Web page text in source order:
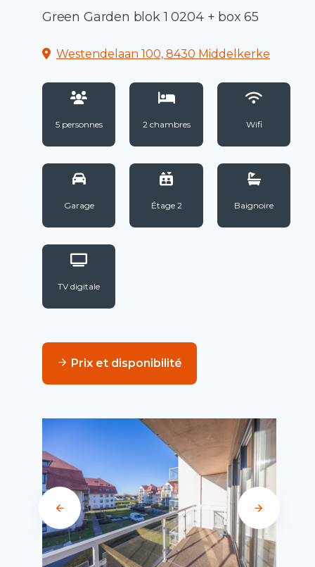
Green Garden blok 1 0204 + box 65
Westendelaan 100, 8430 Middelkerke
5 personnes 2 chambres Wifi
Garage Étage 2 Baignoire
TV digitale
Prix et disponibilité